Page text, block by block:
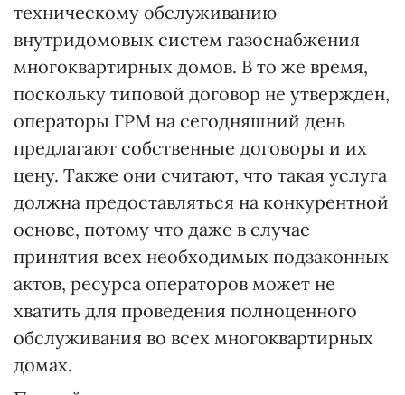
техническому обслуживанию
внутридомовых систем газоснабжения
многоквартирных домов. В то же время,
поскольку типовой договор не утвержден,
операторы ГРМ на сегодняшний день
предлагают собственные договоры и их
цену. Также они считают, что такая услуга
должна предоставляться на конкурентной
основе, потому что даже в случае
принятия всех необходимых подзаконных
актов, ресурса операторов может не
хватить для проведения полноценного
обслуживания во всех многоквартирных
домах.